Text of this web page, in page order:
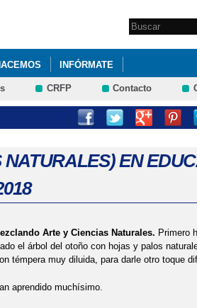
Search this site
INFÓRMATE
2024.
PRIMARIA). SEXTO DE PRIMARIA
ESCOLAR. 4º PRIMARIA
DE JCCM, DELEGADO DE EDUCACIÓN
CRFP Contacto
EN
Arte y Ciencias Naturales. Primero
el árbol del otoño con hojas y palos
témpera muy diluida, para darle otro toque
aprendido muchísimo.